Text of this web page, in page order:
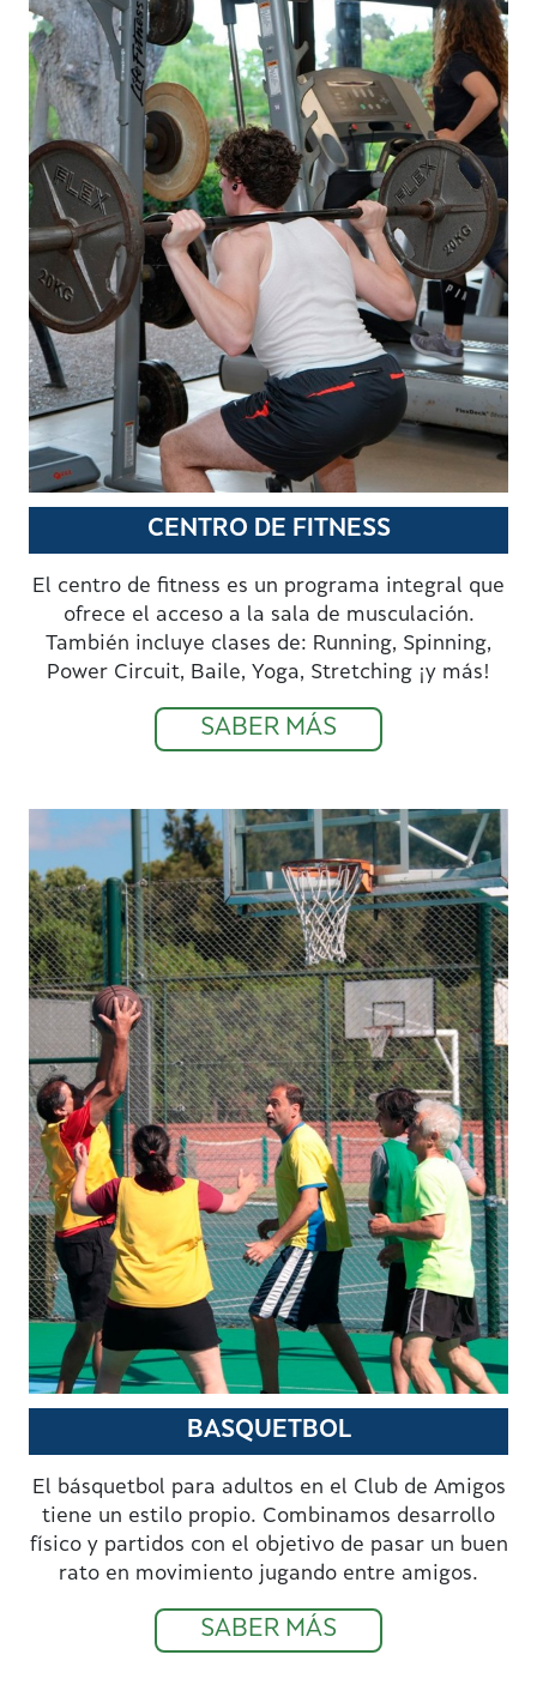
CENTRO DE FITNESS
El centro de fitness es un programa integral que
ofrece el acceso a la sala de musculación.
También incluye clases de: Running, Spinning,
Power Circuit, Baile, Yoga, Stretching ¡y más!
SABER MÁS
BASQUETBOL
El básquetbol para adultos en el Club de Amigos
tiene un estilo propio. Combinamos desarrollo
físico y partidos con el objetivo de pasar un buen
rato en movimiento jugando entre amigos.
SABER MÁS